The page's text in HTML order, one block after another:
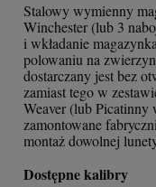
Stalowy wymienny
Winchester (lub 3
i wkładanie
polowaniu na
dostarczany jest bez
zamiast tego w
Weaver (lub
zamontowane
montaż dowolnej
Dostępne kalibry